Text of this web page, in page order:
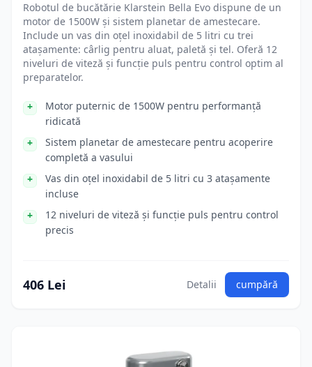
Robotul de bucătărie Klarstein Bella Evo dispune de un
motor de 1500W și sistem planetar de amestecare.
Include un vas din oțel inoxidabil de 5 litri cu trei
atașamente: cârlig pentru aluat, paletă și tel. Oferă 12
niveluri de viteză și funcție puls pentru control optim al
preparatelor.
Motor puternic de 1500W pentru performanță
ridicată
Sistem planetar de amestecare pentru acoperire
completă a vasului
Vas din oțel inoxidabil de 5 litri cu 3 atașamente
incluse
12 niveluri de viteză și funcție puls pentru control
precis
406 Lei Detalii cumpără